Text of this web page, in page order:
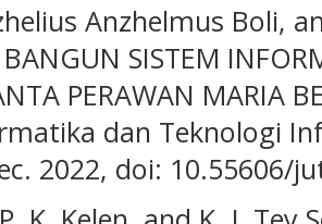
Anzhelmus Boli,
SISTEM
PERAWAN MARIA
dan Teknologi
2022, doi: 10.55606/